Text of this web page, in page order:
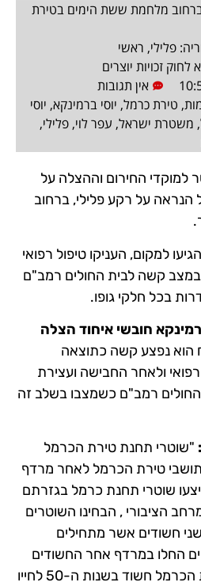
מלחמת ששת הימים בטירת
פלילי, ראשי
אין תגובות
, טירת כרמל, יוסי ברמינקא, יוסי
, משטרת ישראל, עפר לוי, פלילי,
10:00 נמסר למוקדי החירום וההצלה על
הנראה על רקע פלילי, ברחוב
למקום, העניקו טיפול רפואי
אותו במצב קשה לבית החולים רמב"ם
בכל חלקי גופו.
ברמינקא חובשי איחוד הצלה
הוא נפצע קשה כתוצאה
רפואי ולאחר החבישה ועצירת
החולים רמב"ם כשמצבו בשלב זה
"שוטרי תחנת טירת הכרמל
2 חשודים תושבי טירת הכרמל לאחר מרדף
שוטרי תחנת כרמל בגזרתם
הציבורי , הבחינו השוטרים
חשודים אשר מתחילים
החלו במרדף אחר החשודים
עד למעצרם, תושבי טירת הכרמל חשוד בשנות ה-50 לחייו